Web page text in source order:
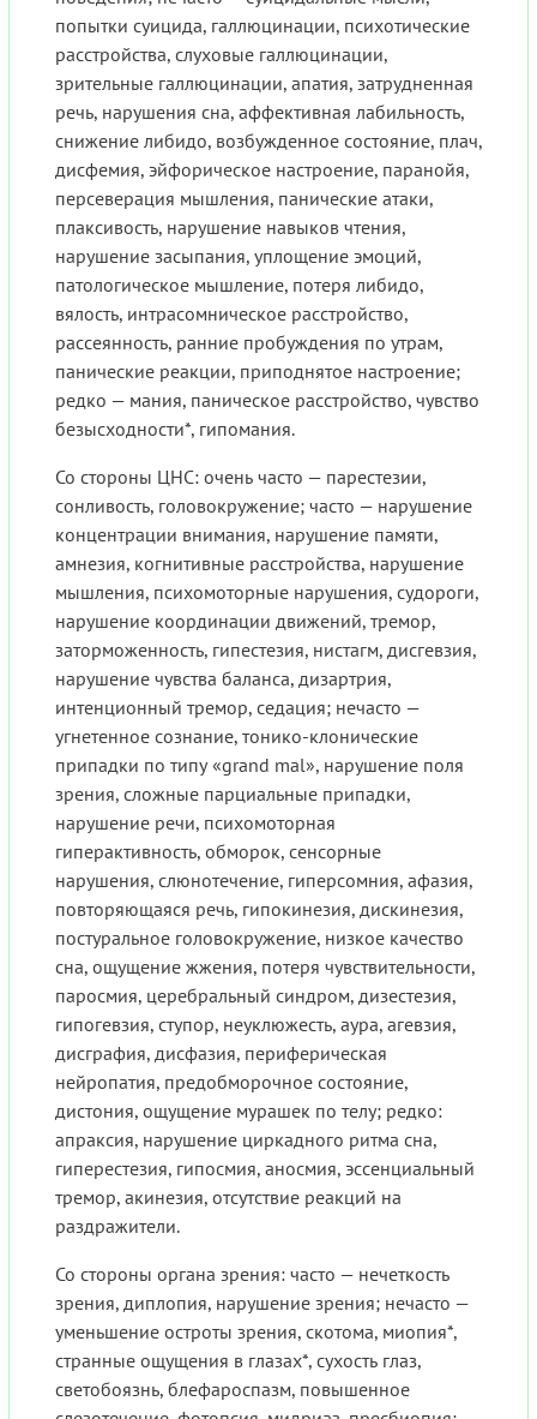
попытки суицида, галлюцинации, психотические
расстройства, слуховые галлюцинации,
зрительные галлюцинации, апатия, затрудненная
речь, нарушения сна, аффективная лабильность,
снижение либидо, возбужденное состояние, плач,
дисфемия, эйфорическое настроение, паранойя,
персеверация мышления, панические атаки,
плаксивость, нарушение навыков чтения,
нарушение засыпания, уплощение эмоций,
патологическое мышление, потеря либидо,
вялость, интрасомническое расстройство,
рассеянность, ранние пробуждения по утрам,
панические реакции, приподнятое настроение;
редко — мания, паническое расстройство, чувство
безысходности*, гипомания.
Со стороны ЦНС: очень часто — парестезии,
сонливость, головокружение; часто — нарушение
концентрации внимания, нарушение памяти,
амнезия, когнитивные расстройства, нарушение
мышления, психомоторные нарушения, судороги,
нарушение координации движений, тремор,
заторможенность, гипестезия, нистагм, дисгевзия,
нарушение чувства баланса, дизартрия,
интенционный тремор, седация; нечасто —
угнетенное сознание, тонико-клонические
припадки по типу «grand mal», нарушение поля
зрения, сложные парциальные припадки,
нарушение речи, психомоторная
гиперактивность, обморок, сенсорные
нарушения, слюнотечение, гиперсомния, афазия,
повторяющаяся речь, гипокинезия, дискинезия,
постуральное головокружение, низкое качество
сна, ощущение жжения, потеря чувствительности,
паросмия, церебральный синдром, дизестезия,
гипогевзия, ступор, неуклюжесть, аура, агевзия,
дисграфия, дисфазия, периферическая
нейропатия, предобморочное состояние,
дистония, ощущение мурашек по телу; редко:
апраксия, нарушение циркадного ритма сна,
гиперестезия, гипосмия, аносмия, эссенциальный
тремор, акинезия, отсутствие реакций на
раздражители.
Со стороны органа зрения: часто — нечеткость
зрения, диплопия, нарушение зрения; нечасто —
уменьшение остроты зрения, скотома, миопия*,
странные ощущения в глазах*, сухость глаз,
светобоязнь, блефароспазм, повышенное